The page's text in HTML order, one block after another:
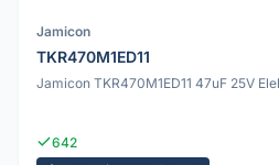
Jamicon
TKR470M1ED11
Jamicon TKR470M1ED11 47uF 25V
642